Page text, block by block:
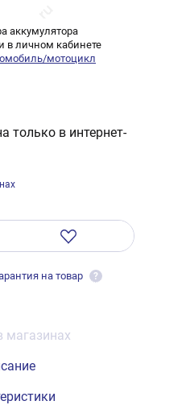
аккумулятора
в личном кабинете
мотоцикл
только в интернет-
на товар ?
магазинах